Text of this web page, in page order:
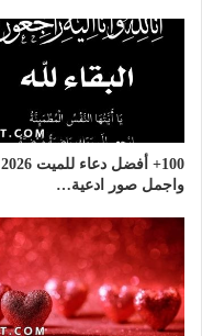
100+ أفضل دعاء للميت 2026
واجمل صور ادعية…